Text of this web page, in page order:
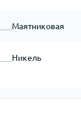
Маятниковая
Никель